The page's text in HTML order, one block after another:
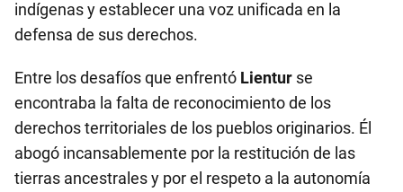
indígenas y establecer una voz unificada en la
defensa de sus derechos.
Entre los desafíos que enfrentó Lientur se
encontraba la falta de reconocimiento de los
derechos territoriales de los pueblos originarios. Él
abogó incansablemente por la restitución de las
tierras ancestrales y por el respeto a la autonomía